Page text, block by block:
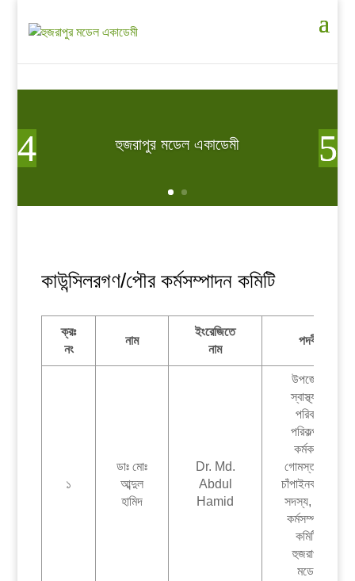
হুজরাপুর মডেল একাডেমী
কাউন্সিলরগণ/পৌর কর্মসম্পাদন কমিটি
ক্রঃ
নং
নাম
ইংরেজিতে
নাম
পদবী
১
ডাঃ মোঃ
আব্দুল
হামিদ
Dr. Md.
Abdul
Hamid
উপজেলা
স্বাস্থ্য ও
পরিবার
পরিকল্পনা
কর্মকর্তা
গোমস্তাপুর,
চাঁপাইনবাবগঞ্জ
সদস্য, পৌর
কর্মসম্পাদন
কমিটি,
হুজরাপুর
মডেল